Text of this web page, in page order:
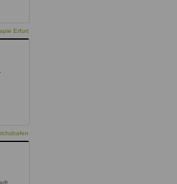
Erfurt